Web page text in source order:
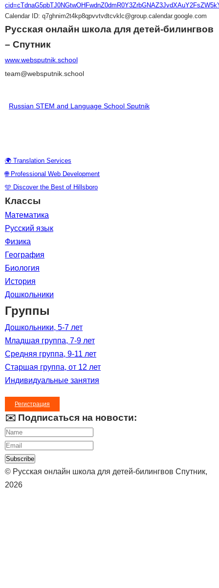
Calendar ID: q7ghnim2t4kp8qpvvtvdtcvklc@group.calendar.google.com
Русская онлайн школа для детей-билингвов
– Спутник
www.websputnik.school
team@websputnik.school
Russian STEM and Language School Sputnik
🌍 Translation Services
🌐 Professional Web Development
🩵 Discover the Best of Hillsboro
Классы
Математика
Русский язык
Физика
География
Биология
История
Дошкольники
Группы
Дошкольники, 5-7 лет
Младшая группа, 7-9 лет
Средняя группа, 9-11 лет
Старшая группа, от 12 лет
Индивидуальные занятия
Регистрация
✉️ Подписаться на новости:
Subscribe
© Русская онлайн школа для детей-билингвов Спутник,
2026